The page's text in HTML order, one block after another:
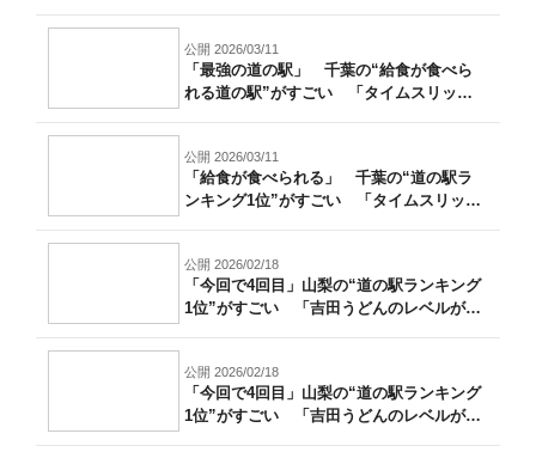
公開 2026/03/11
「最強の道の駅」 千葉の“給食が食べら
れる道の駅”がすごい 「タイムスリップ
公開 2026/03/11
「給食が食べられる」 千葉の“道の駅ラ
ンキング1位”がすごい 「タイムスリップ
公開 2026/02/18
「今回で4回目」山梨の“道の駅ランキング
1位”がすごい 「吉田うどんのレベルが
公開 2026/02/18
「今回で4回目」山梨の“道の駅ランキング
1位”がすごい 「吉田うどんのレベルが